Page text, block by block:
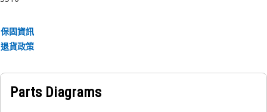
保固資訊
退貨政策
Parts Diagrams